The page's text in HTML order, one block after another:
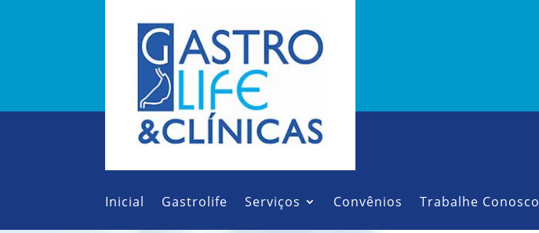
Inicial Gastrolife Serviços Convênios Trabalhe Conosco